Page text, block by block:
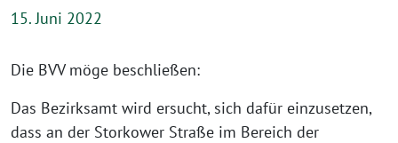
15. Juni 2022
Die BVV möge beschließen:
Das Bezirksamt wird ersucht, sich dafür einzusetzen,
dass an der Storkower Straße im Bereich der